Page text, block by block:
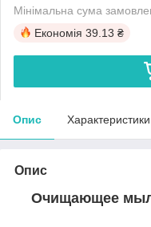
Мінімальна сума
Економія 39.13 ₴
Опис Характеристики
Опис
Очищающее